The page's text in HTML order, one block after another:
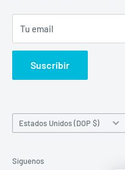
Términos del servicio
Política de reembolso
Tu email
Suscribir
País/región
Estados Unidos (DOP $)
Síguenos